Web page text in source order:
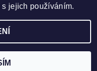
práva vyhrazena
jejich používáním.